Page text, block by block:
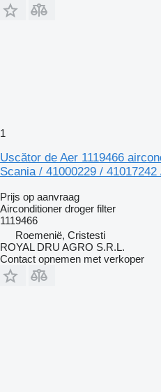
1
Uscător de Aer 1119466
Scania / 41000229 /
Prijs op aanvraag
Airconditioner droger filter
1119466
Roemenië, Cristesti
ROYAL DRU AGRO S.R.L.
Contact opnemen met verkoper